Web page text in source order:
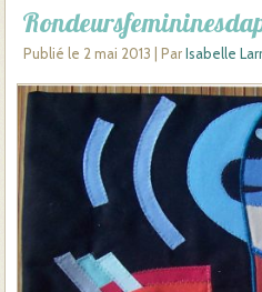
Publié le 2 mai 2013 |Par Isabelle